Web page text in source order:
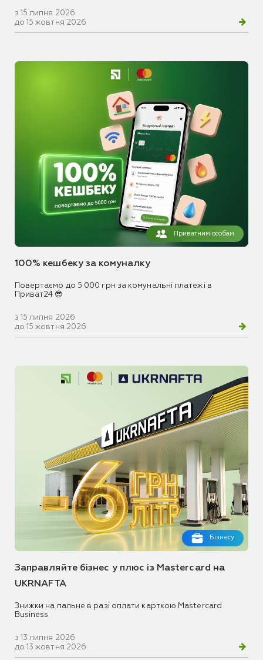
з 15 липня 2026
до 15 жовтня 2026
Приватним особам
100% кешбеку за комуналку
Повертаємо до 5 000 грн за комунальні платежі в
Приват24 😎
з 15 липня 2026
до 15 жовтня 2026
Бізнесу
Заправляйте бізнес у плюс із Mastercard на
UKRNAFTA
Знижки на пальне в разі оплати карткою Mastercard
Business
з 13 липня 2026
до 13 жовтня 2026